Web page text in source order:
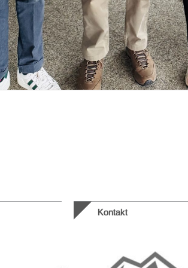
Kontakt